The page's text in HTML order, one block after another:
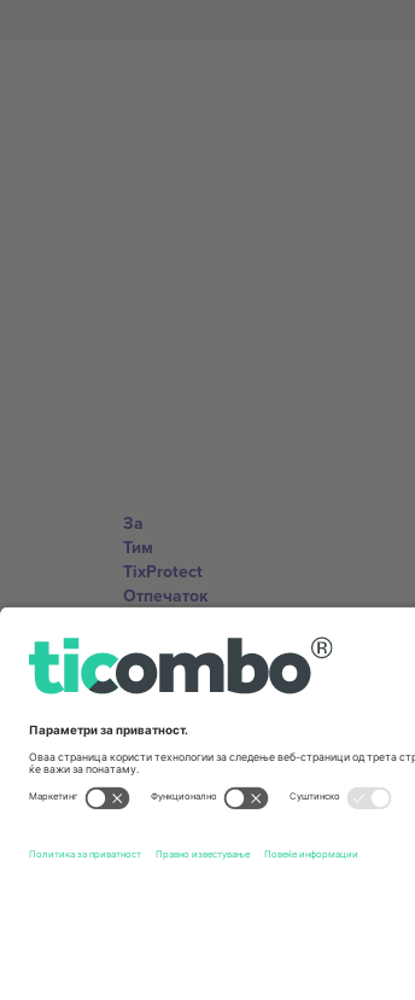
За
Тим
TixProtect
Отпечаток
Придружна програма